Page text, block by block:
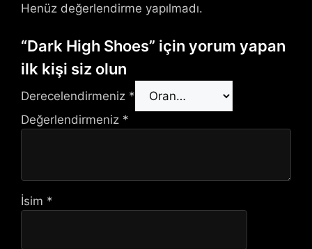
Henüz değerlendirme yapılmadı.
“Dark High Shoes” için yorum yapan
ilk kişi siz olun
Derecelendirmeniz *
Değerlendirmeniz *
İsim *